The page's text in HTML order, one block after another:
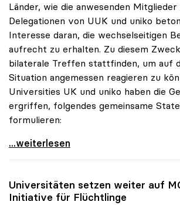
Länder, wie die anwesenden Mitglieder
Delegationen von UUK und uniko
Interesse daran, die wechselseitigen
aufrecht zu erhalten. Zu diesem
bilaterale Treffen stattfinden, um auf
Situation angemessen reagieren zu
Universities UK und uniko haben die
ergriffen, folgendes gemeinsame
formulieren:
Brexit: Universities UK und uniko
...weiterlesen
Universitäten setzen weiter auf
Initiative für Flüchtlinge